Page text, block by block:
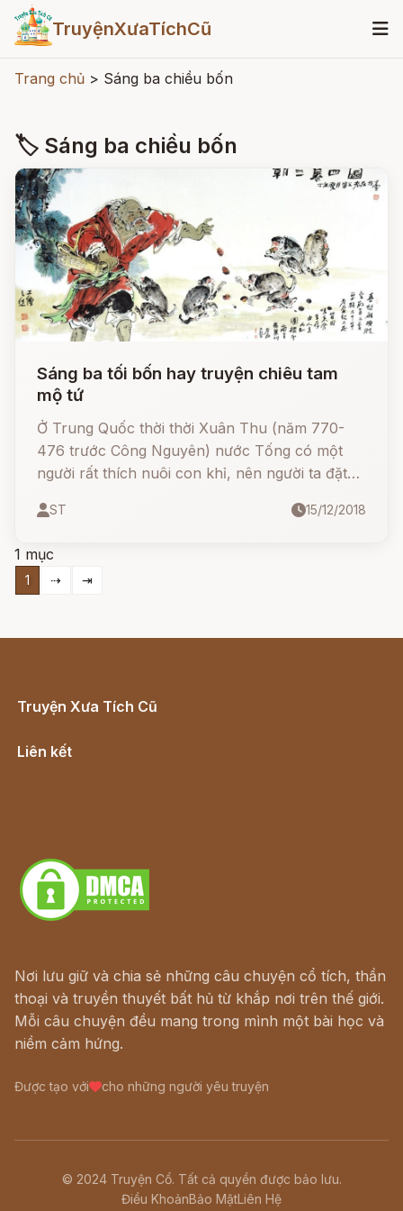
TruyệnXưaTíchCũ
Trang chủ > Sáng ba chiều bốn
🏷 Sáng ba chiều bốn
Sáng ba tối bốn hay truyện chiêu tam
mộ tứ
Ở Trung Quốc thời thời Xuân Thu (năm 770-
476 trước Công Nguyên) nước Tống có một
người rất thích nuôi con khỉ, nên người ta đặt
ST 15/12/2018
1 mục
1 ⇢ ⇥
Truyện Xưa Tích Cũ
Liên kết
Nơi lưu giữ và chia sẻ những câu chuyện cổ tích, thần
thoại và truyền thuyết bất hủ từ khắp nơi trên thế giới.
Mỗi câu chuyện đều mang trong mình một bài học và
niềm cảm hứng.
Được tạo với cho những người yêu truyện
© 2024 Truyện Cổ. Tất cả quyền được bảo lưu.
Điều KhoảnBảo MậtLiên Hệ